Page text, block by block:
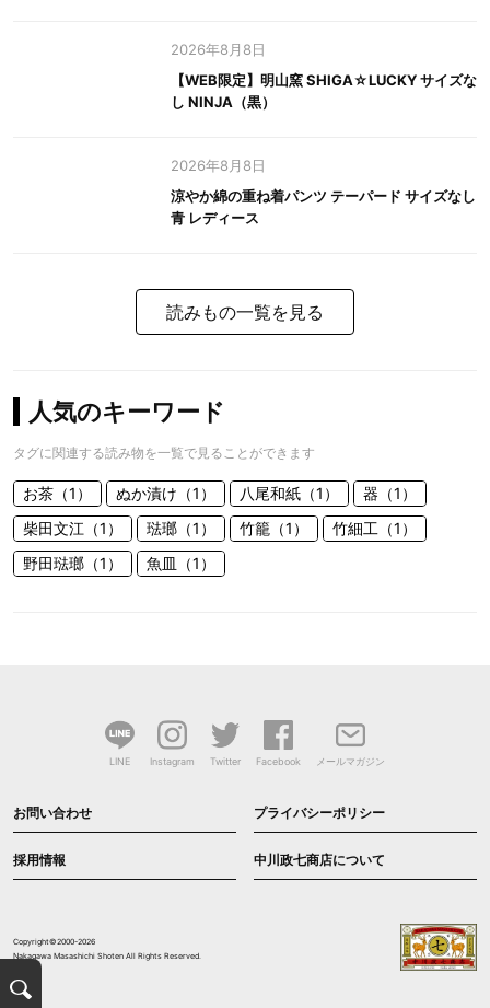
2026年8月8日
【WEB限定】明山窯 SHIGA☆LUCKY サイズな
し NINJA（黒）
2026年8月8日
涼やか綿の重ね着パンツ テーパード サイズなし
青 レディース
読みもの一覧を見る
人気のキーワード
タグに関連する読み物を一覧で見ることができます
お茶（1） ぬか漬け（1） 八尾和紙（1）
器（1）
柴田文江（1）
琺瑯（1） 竹籠（1）
竹細工（1）
野田琺瑯（1）
魚皿（1）
LINE Instagram Twitter Facebook メールマガジン
お問い合わせ プライバシーポリシー
採用情報 中川政七商店について
Copyright©2000-2026
Nakagawa Masashichi Shoten All Rights Reserved.
検